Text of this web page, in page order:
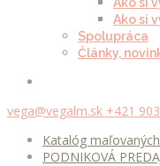
Ako si
Spolupráca
Články,
vega@vegalm.sk +421
Katalóg
PODNIKOVÁ